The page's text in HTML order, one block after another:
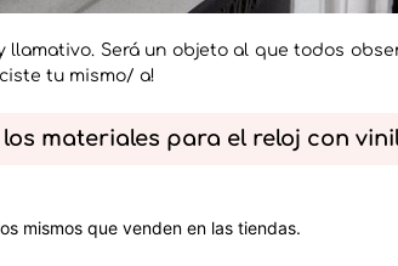
llamativo. Será un objeto al que todos
tu mismo/ a!
los materiales para el reloj con
mismos que venden en las tiendas.